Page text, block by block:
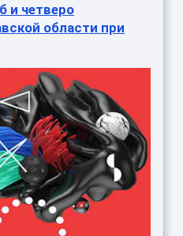
и четверо
области при